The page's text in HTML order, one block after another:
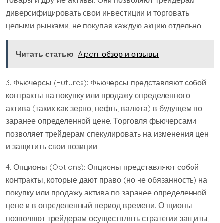
диверсифицировать свои инвестиции и торговать
целыми рынками, не покупая каждую акцию отдельно.
Читать статью Alpari: обзор и отзывы
3. Фьючерсы (Futures): Фьючерсы представляют собой
контракты на покупку или продажу определенного
актива (таких как зерно, нефть, валюта) в будущем по
заранее определенной цене. Торговля фьючерсами
позволяет трейдерам спекулировать на изменения цен
и защитить свои позиции.
4. Опционы (Options): Опционы представляют собой
контракты, которые дают право (но не обязанность) на
покупку или продажу актива по заранее определенной
цене и в определенный период времени. Опционы
позволяют трейдерам осуществлять стратегии защиты,